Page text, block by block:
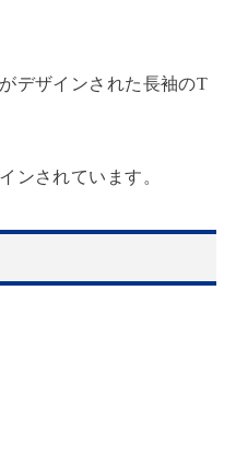
デザインされた長袖のT
ンされています。